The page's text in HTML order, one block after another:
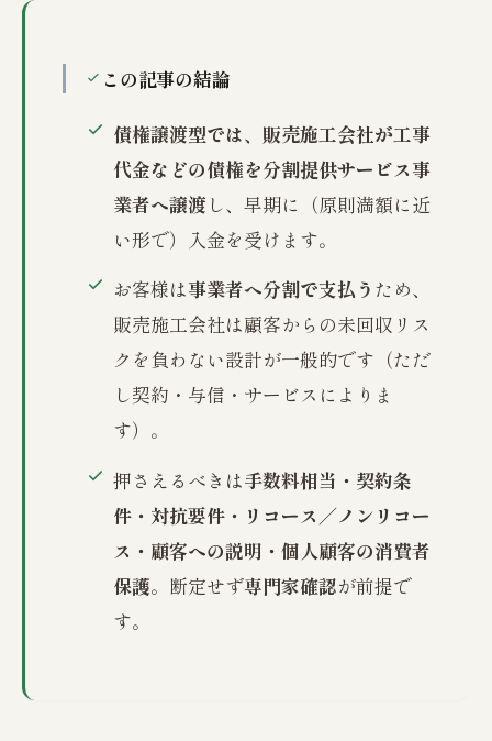
この記事の結論
債権譲渡型では、販売施工会社が工事
代金などの債権を分割提供サービス事
業者へ譲渡 し、早期に（原則満額に近
い形で）入金を受けます。
お客様は事業者へ分割で支払う ため、
販売施工会社は顧客からの未回収リス
クを負わない設計が一般的です（ただ
し契約・与信・サービスによりま
す）。
押さえるべきは手数料相当・契約条
件・対抗要件・リコース／ノンリコー
ス・顧客への説明・個人顧客の消費者
保護。断定せず専門家確認が前提で
す。